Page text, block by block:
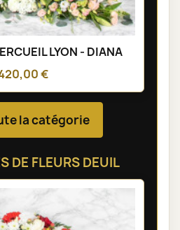
LYON - DIANA
€
la catégorie
DE FLEURS DEUIL